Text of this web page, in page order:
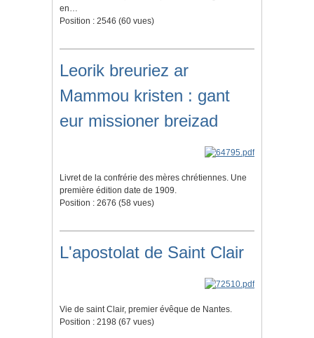
en…
Position : 2546 (60 vues)
Leorik breuriez ar
Mammou kristen : gant
eur missioner breizad
Livret de la confrérie des mères chrétiennes. Une
première édition date de 1909.
Position : 2676 (58 vues)
L'apostolat de Saint Clair
Vie de saint Clair, premier évêque de Nantes.
Position : 2198 (67 vues)